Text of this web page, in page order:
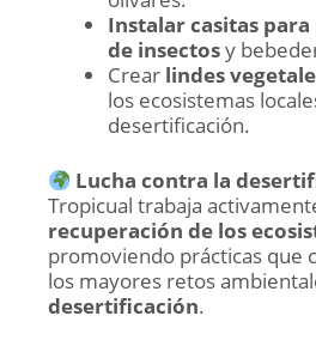
Instalar casitas
de insectosy
Crear lindes
los ecosistemas
desertificación.
Lucha contra la
Tropicual trabaja
recuperación de los
promoviendo prácticas que
los mayores retos
desertificación.